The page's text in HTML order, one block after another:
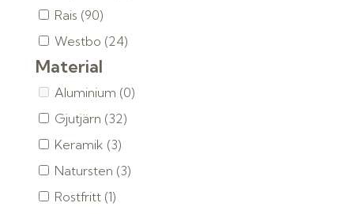
Rais (90)
Westbo (24)
Material
Aluminium (0)
Gjutjärn (32)
Keramik (3)
Natursten (3)
Rostfritt (1)